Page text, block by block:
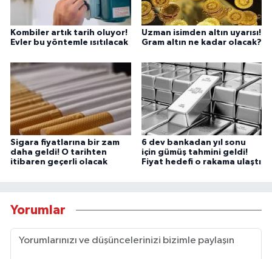
Kombiler artık tarih oluyor!
Evler bu yöntemle ısıtılacak
Uzman isimden altın uyarısı!
Gram altın ne kadar olacak?
Sigara fiyatlarına bir zam
daha geldi! O tarihten
itibaren geçerli olacak
6 dev bankadan yıl sonu
için gümüş tahmini geldi!
Fiyat hedefi o rakama ulaştı
Yorumlar